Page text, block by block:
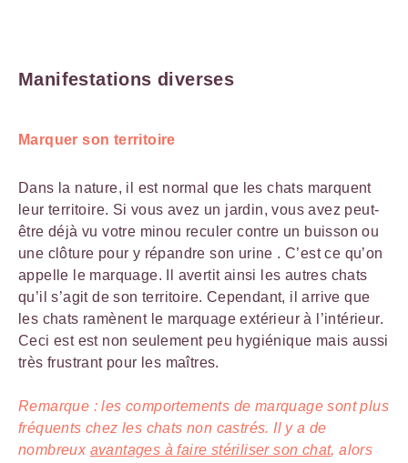
Manifestations diverses
Marquer son territoire
Dans la nature, il est normal que les chats marquent
leur territoire. Si vous avez un jardin, vous avez peut-
être déjà vu votre minou reculer contre un buisson ou
une clôture pour y répandre son urine . C’est ce qu’on
appelle le marquage. Il avertit ainsi les autres chats
qu’il s’agit de son territoire. Cependant, il arrive que
les chats ramènent le marquage extérieur à l’intérieur.
Ceci est est non seulement peu hygiénique mais aussi
très frustrant pour les maîtres.
Remarque : les comportements de marquage sont plus
fréquents chez les chats non castrés. Il y a de
nombreux avantages à faire stériliser son chat, alors